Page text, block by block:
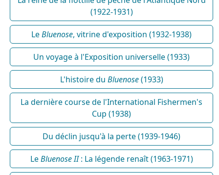
(1922-1931)
LeBluenose, vitrine d'exposition (1932-1938)
Un voyage à l'Exposition universelle (1933)
L'histoire du Bluenose(1933)
La dernière course de l'International Fishermen's
Cup (1938)
Du déclin jusqu'à la perte (1939-1946)
LeBluenose II: La légende renaît (1963-1971)